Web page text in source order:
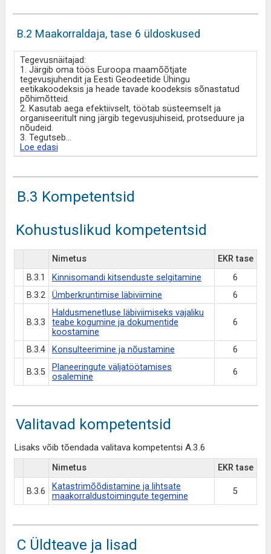
B.2 Maakorraldaja, tase 6 üldoskused
Tegevusnäitajad:
1. Järgib oma töös Euroopa maamõõtjate
tegevusjuhendit ja Eesti Geodeetide Ühingu
eetikakoodeksis ja heade tavade koodeksis sõnastatud
põhimõtteid.
2. Kasutab aega efektiivselt, töötab süsteemselt ja
organiseeritult ning järgib tegevusjuhiseid, protseduure ja
nõudeid.
3. Tegutseb...
Loe edasi
B.3 Kompetentsid
Kohustuslikud kompetentsid
Nimetus
EKR tase
B.3.1
Kinnisomandi kitsenduste selgitamine
6
B.3.2
Ümberkruntimise läbiviimine 6
B.3.3
Haldusmenetluse läbiviimiseks vajaliku
teabe kogumine ja dokumentide
koostamine
6
B.3.4 Konsulteerimine ja nõustamine 6
B.3.5
Planeeringute väljatöötamises
osalemine
6
Valitavad kompetentsid
Lisaks võib tõendada valitava kompetentsi A.3.6
Nimetus EKR tase
B.3.6
Katastrimõõdistamine ja lihtsate
maakorraldustoimingute tegemine
5
C Üldteave ja lisad